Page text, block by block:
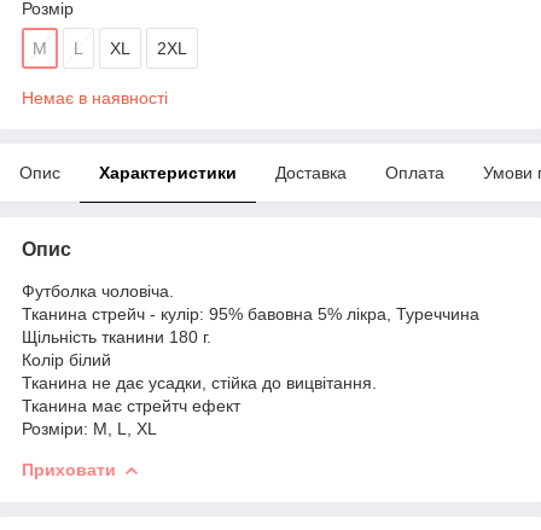
Розмір
M L XL 2XL
Немає в наявності
Опис Характеристики Доставка Оплата Умови
Опис
Футболка чоловіча.
Тканина стрейч - кулір: 95% бавовна 5% лікра, Туреччина
Щільність тканини 180 г.
Колір білий
Тканина не дає усадки, стійка до вицвітання.
Тканина має стрейтч ефект
Розміри: М, L, XL
Приховати